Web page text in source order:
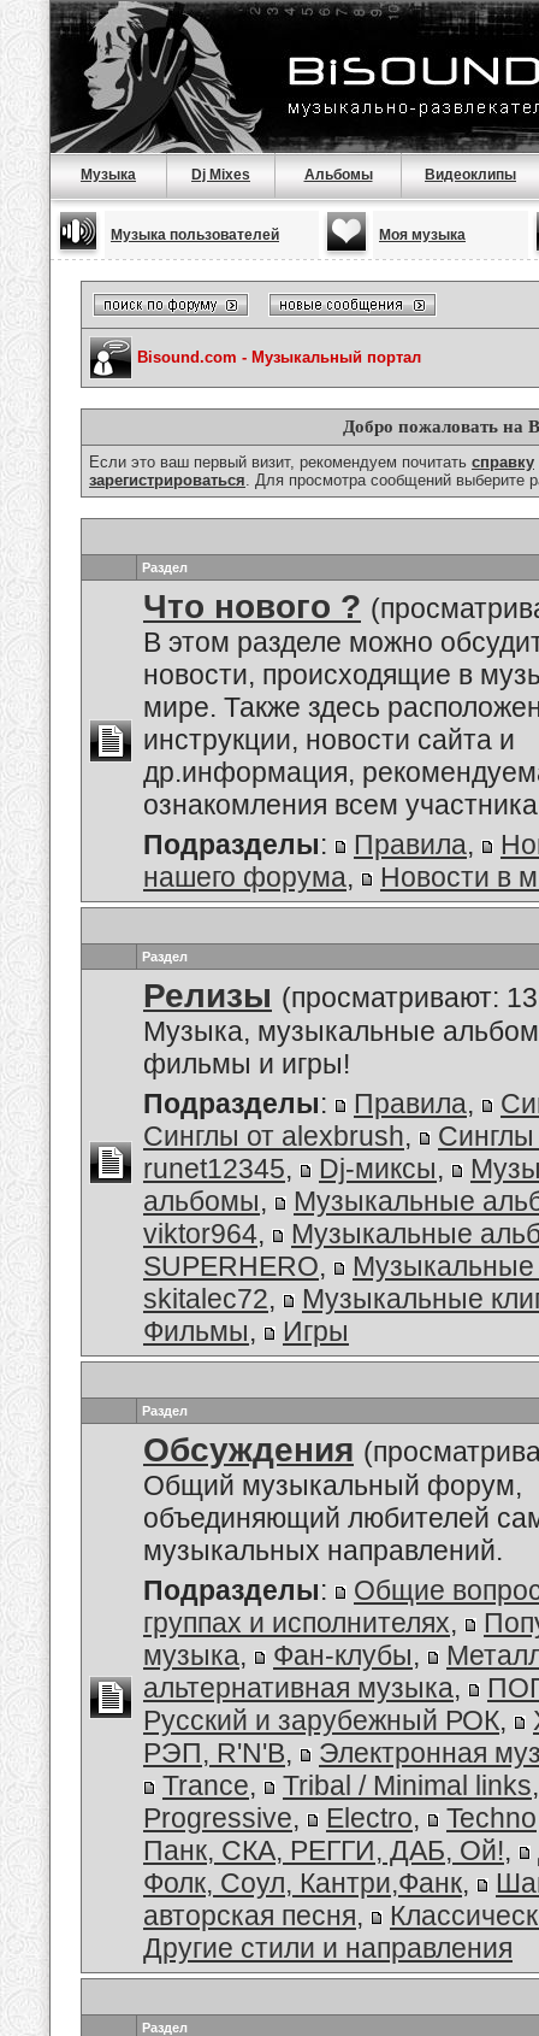
Музыка Dj Mixes Альбомы Видеоклипы
Музыка пользователей Моя музыка
Bisound.com - Музыкальный портал
Добро пожаловать на
Если это ваш первый визит, рекомендуем почитать справку
зарегистрироваться. Для просмотра сообщений выберите
Раздел
Что нового ?
В этом разделе можно
новости, происходящие в
мире. Также здесь
инструкции, новости сайта и
др.информация,
ознакомления всем
Подразделы: Правила,
нашего форума, Новости в
Раздел
Релизы (просматривают:
Музыка, музыкальные
фильмы и игры!
Подразделы: Правила,
Синглы от alexbrush,
Синглы
runet12345, Dj-миксы,
альбомы,
Музыкальные
viktor964,
Музыкальные
SUPERHERO,
skitalec72,
Музыкальные
Фильмы, Игры
Раздел
Обсуждения
Общий музыкальный форум,
объединяющий любителей
музыкальных направлений.
Подразделы:
Общие
группах и исполнителях,
музыка, Фан-клубы,
альтернативная музыка,
Русский и зарубежный РОК,
РЭП, R'N'B,
Электронная
Trance, Tribal / Minimal links
Progressive, Electro, Techno
Панк, СКА, РЕГГИ, ДАБ, Ой!,
Фолк, Соул, Кантри,Фанк,
авторская песня,
Другие стили и направления
Раздел